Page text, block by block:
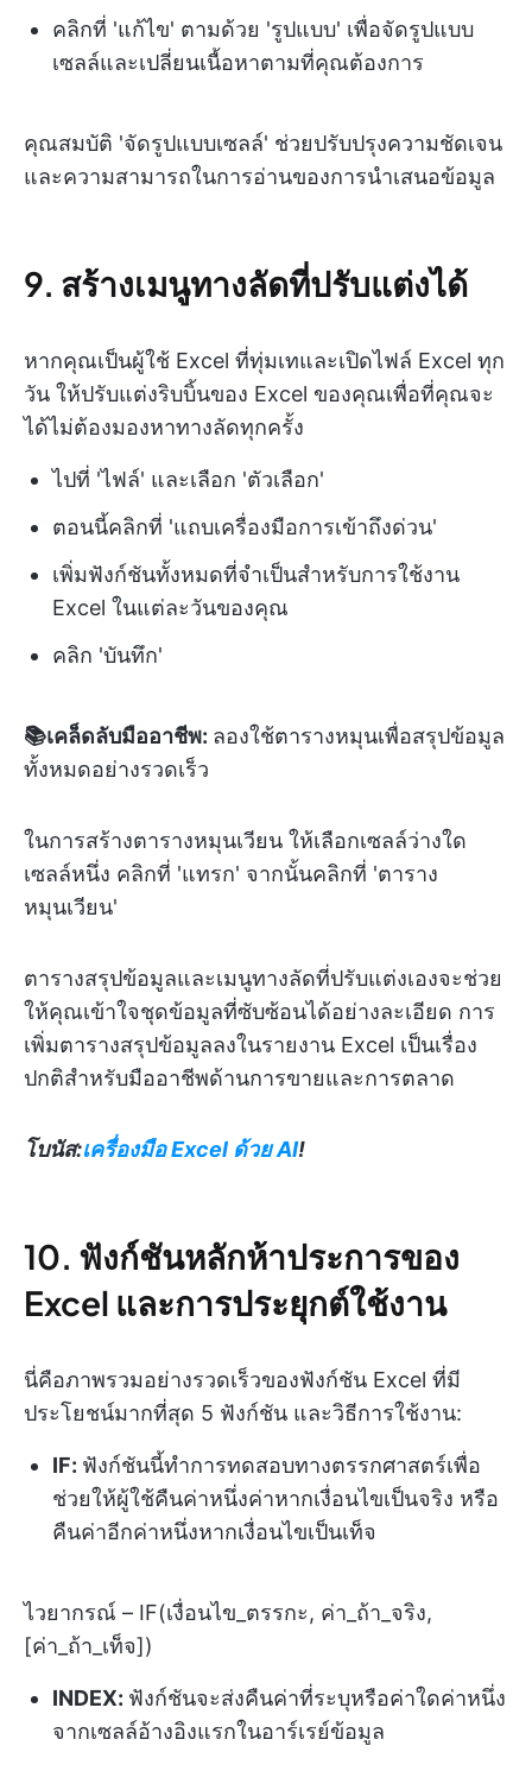
คลิกที่ 'แก้ไข' ตามด้วย 'รูปแบบ' เพื่อจัดรูปแบบ
เซลล์และเปลี่ยนเนื้อหาตามที่คุณต้องการ
คุณสมบัติ 'จัดรูปแบบเซลล์' ช่วยปรับปรุงความชัดเจน
และความสามารถในการอ่านของการนำเสนอข้อมูล
9. สร้างเมนูทางลัดที่ปรับแต่งได้
หากคุณเป็นผู้ใช้ Excel ที่ทุ่มเทและเปิดไฟล์ Excel ทุก
วัน ให้ปรับแต่งริบบิ้นของ Excel ของคุณเพื่อที่คุณจะ
ได้ไม่ต้องมองหาทางลัดทุกครั้ง
ไปที่ 'ไฟล์' และเลือก 'ตัวเลือก'
ตอนนี้คลิกที่ 'แถบเครื่องมือการเข้าถึงด่วน'
เพิ่มฟังก์ชันทั้งหมดที่จำเป็นสำหรับการใช้งาน
Excel ในแต่ละวันของคุณ
คลิก 'บันทึก'
📚เคล็ดลับมืออาชีพ: ลองใช้ตารางหมุนเพื่อสรุปข้อมูล
ทั้งหมดอย่างรวดเร็ว
ในการสร้างตารางหมุนเวียน ให้เลือกเซลล์ว่างใด
เซลล์หนึ่ง คลิกที่ 'แทรก' จากนั้นคลิกที่ 'ตาราง
หมุนเวียน'
ตารางสรุปข้อมูลและเมนูทางลัดที่ปรับแต่งเองจะช่วย
ให้คุณเข้าใจชุดข้อมูลที่ซับซ้อนได้อย่างละเอียด การ
เพิ่มตารางสรุปข้อมูลลงในรายงาน Excel เป็นเรื่อง
ปกติสำหรับมืออาชีพด้านการขายและการตลาด
โบนัส:เครื่องมือ Excel ด้วย AI!
10. ฟังก์ชันหลักห้าประการของ
Excel และการประยุกต์ใช้งาน
นี่คือภาพรวมอย่างรวดเร็วของฟังก์ชัน Excel ที่มี
ประโยชน์มากที่สุด 5 ฟังก์ชัน และวิธีการใช้งาน:
IF: ฟังก์ชันนี้ทำการทดสอบทางตรรกศาสตร์เพื่อ
ช่วยให้ผู้ใช้คืนค่าหนึ่งค่าหากเงื่อนไขเป็นจริง หรือ
คืนค่าอีกค่าหนึ่งหากเงื่อนไขเป็นเท็จ
ไวยากรณ์ – IF(เงื่อนไข_ตรรกะ, ค่า_ถ้า_จริง,
[ค่า_ถ้า_เท็จ])
INDEX: ฟังก์ชันจะส่งคืนค่าที่ระบุหรือค่าใดค่าหนึ่ง
จากเซลล์อ้างอิงแรกในอาร์เรย์ข้อมูล